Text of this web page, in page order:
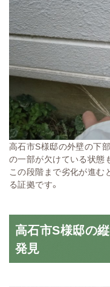
高石市S様邸の外壁の下
の一部が欠けている状態
この段階まで劣化が進む
る証拠です。
高石市S様邸の
発見